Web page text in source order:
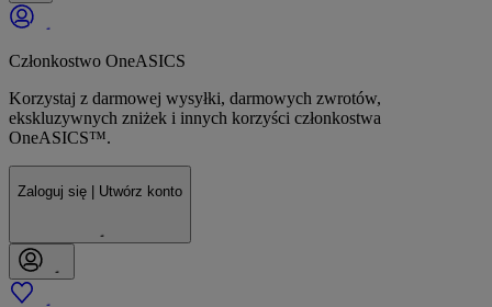
Członkostwo OneASICS
Korzystaj z darmowej wysyłki, darmowych zwrotów,
ekskluzywnych zniżek i innych korzyści członkostwa
OneASICS™.
Zaloguj się | Utwórz konto